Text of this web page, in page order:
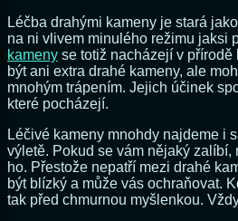
Léčba drahými kameny je stará
na ni vlivem minulého režimu jaksi
kameny se totiž nacházejí v přírodě
být ani extra drahé kameny, ale
mnohým trápením. Jejich účinek
které pocházejí.
Léčivé kameny mnohdy najdeme i
výletě. Pokud se vám nějaký zalíbí,
ho. Přestože nepatří mezi drahé
být blízký a může vás ochraňovat.
tak před chmurnou myšlenkou.